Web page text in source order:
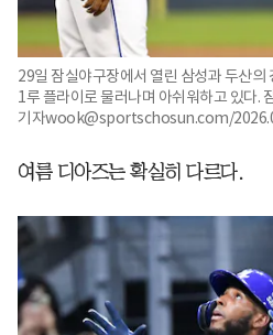
29일 잠실야구장에서 열린 삼성과 두산의
1루 플라이로 물러나며 아쉬워하고 있다.
기자wook@sportschosun.com/
여름 디아즈는 확실히 다르다.